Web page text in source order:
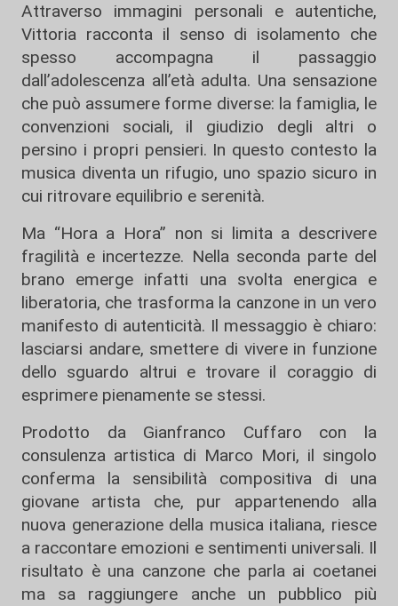
Attraverso immagini personali e autentiche,
Vittoria racconta il senso di isolamento che
spesso accompagna il passaggio
dall’adolescenza all’età adulta. Una sensazione
che può assumere forme diverse: la famiglia, le
convenzioni sociali, il giudizio degli altri o
persino i propri pensieri. In questo contesto la
musica diventa un rifugio, uno spazio sicuro in
cui ritrovare equilibrio e serenità.
Ma “Hora a Hora” non si limita a descrivere
fragilità e incertezze. Nella seconda parte del
brano emerge infatti una svolta energica e
liberatoria, che trasforma la canzone in un vero
manifesto di autenticità. Il messaggio è chiaro:
lasciarsi andare, smettere di vivere in funzione
dello sguardo altrui e trovare il coraggio di
esprimere pienamente se stessi.
Prodotto da Gianfranco Cuffaro con la
consulenza artistica di Marco Mori, il singolo
conferma la sensibilità compositiva di una
giovane artista che, pur appartenendo alla
nuova generazione della musica italiana, riesce
a raccontare emozioni e sentimenti universali. Il
risultato è una canzone che parla ai coetanei
ma sa raggiungere anche un pubblico più